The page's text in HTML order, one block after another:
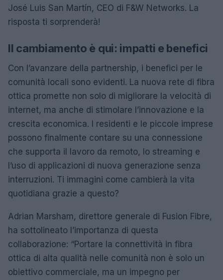
José Luis San Martín, CEO di F&W Networks. La
risposta ti sorprenderà!
Il cambiamento è qui: impatti e benefici
Con l’avanzare della partnership, i benefici per le
comunità locali sono evidenti. La nuova rete di fibra
ottica promette non solo di migliorare la velocità di
internet, ma anche di stimolare l’innovazione e la
crescita economica. I residenti e le piccole imprese
possono finalmente contare su una connessione
che supporta il lavoro da remoto, lo streaming e
l’uso di applicazioni di nuova generazione senza
interruzioni. Ti immagini come cambierà la vita
quotidiana grazie a questo?
Adrian Marsham, direttore generale di Fusion Fibre,
ha sottolineato l’importanza di questa
collaborazione: “Portare la connettività in fibra
ottica di alta qualità nelle comunità non è solo un
obiettivo commerciale, ma un impegno per